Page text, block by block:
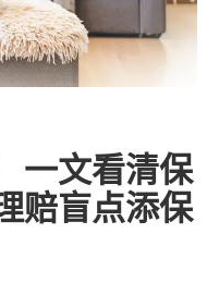
一文看清保
赔盲点添保